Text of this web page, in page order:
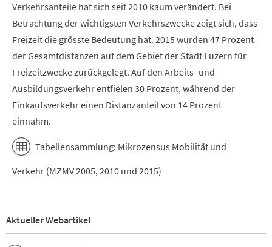
Verkehrsanteile hat sich seit 2010 kaum verändert. Bei
Betrachtung der wichtigsten Verkehrszwecke zeigt sich, dass
Freizeit die grösste Bedeutung hat. 2015 wurden 47 Prozent
der Gesamtdistanzen auf dem Gebiet der Stadt Luzern für
Freizeitzwecke zurückgelegt. Auf den Arbeits- und
Ausbildungsverkehr entfielen 30 Prozent, während der
Einkaufsverkehr einen Distanzanteil von 14 Prozent
einnahm.
Tabellensammlung: Mikrozensus Mobilität und
Verkehr (MZMV 2005, 2010 und 2015)
Aktueller Webartikel